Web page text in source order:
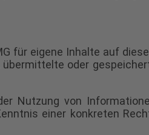
für eigene Inhalte auf
oder
Nutzung von
einer konkreten